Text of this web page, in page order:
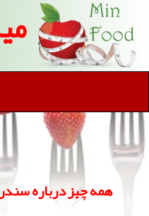
همه چیز درباره